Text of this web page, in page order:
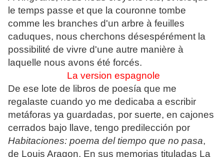
le temps passe et que la couronne tombe
comme les branches d'un arbre à feuilles
caduques, nous cherchons désespérément la
possibilité de vivre d'une autre manière à
laquelle nous avons été forcés.
La version espagnole
De ese lote de libros de poesía que me
regalaste cuando yo me dedicaba a escribir
metáforas ya guardadas, por suerte, en cajones
cerrados bajo llave, tengo predilección por
Habitaciones: poema del tiempo que no pasa,
de Louis Aragon. En sus memorias tituladas La